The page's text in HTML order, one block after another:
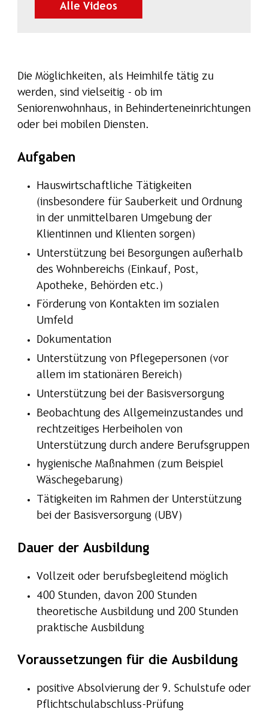
Alle Videosauf SalzburgON ansehen
Die Möglichkeiten, als Heimhilfe tätig zu
werden, sind vielseitig - ob im
Seniorenwohnhaus, in Behinderteneinrichtungen
oder bei mobilen Diensten.
Aufgaben
Hauswirtschaftliche Tätigkeiten
(insbesondere für Sauberkeit und Ordnung
in der unmittelbaren Umgebung der
Klientinnen und Klienten sorgen)
Unterstützung bei Besorgungen außerhalb
des Wohnbereichs (Einkauf, Post,
Apotheke, Behörden etc.)
Förderung von Kontakten im sozialen
Umfeld
Dokumentation
Unterstützung von Pflegepersonen (vor
allem im stationären Bereich)
Unterstützung bei der Basisversorgung
Beobachtung des Allgemeinzustandes und
rechtzeitiges Herbeiholen von
Unterstützung durch andere Berufsgruppen
hygienische Maßnahmen (zum Beispiel
Wäschegebarung)
Tätigkeiten im Rahmen der Unterstützung
bei der Basisversorgung (UBV)
Dauer der Ausbildung
Vollzeit oder berufsbegleitend möglich
400 Stunden, davon 200 Stunden
theoretische Ausbildung und 200 Stunden
praktische Ausbildung
Voraussetzungen für die Ausbildung
positive Absolvierung der 9. Schulstufe oder
Pflichtschulabschluss-Prüfung